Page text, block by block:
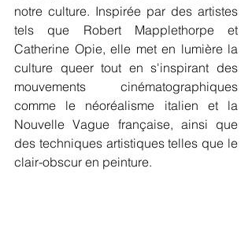
notre culture. Inspirée par des artistes
tels que Robert Mapplethorpe et
Catherine Opie, elle met en lumière la
culture queer tout en s'inspirant des
mouvements cinématographiques
comme le néoréalisme italien et la
Nouvelle Vague française, ainsi que
des techniques artistiques telles que le
clair-obscur en peinture.